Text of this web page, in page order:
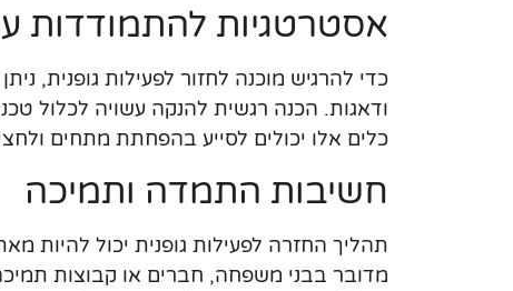
אסטרטגיות להתמודדות
כדי להרגיש מוכנה לחזור לפעילות גופנית,
ודאגות. הכנה רגשית להנקה עשויה לכלול
כלים אלו יכולים לסייע בהפחתת מתחים
חשיבות התמדה ותמיכה
תהליך החזרה לפעילות גופנית יכול להיות
מדובר בבני משפחה, חברים או קבוצות